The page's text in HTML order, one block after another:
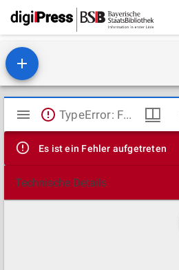
Mirador
Viewer
TypeError: Failed to fetch
Es ist ein Fehler aufgetreten
Technische Details